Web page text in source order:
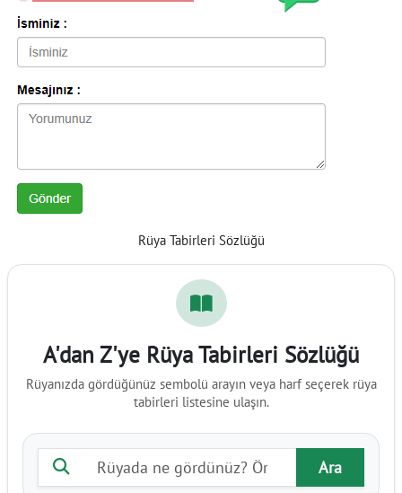
Rüya Tabirleri Sözlüğü
A'dan Z'ye Rüya Tabirleri Sözlüğü
Rüyanızda gördüğünüz sembolü arayın veya harf seçerek rüya
tabirleri listesine ulaşın.
Rüya tabiri ara
Ara